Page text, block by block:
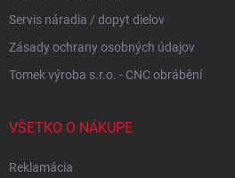
Servis náradia / dopyt dielov
Zásady ochrany osobných údajov
Tomek výroba s.r.o. - CNC obrábění
VŠETKO O NÁKUPE
Reklamácia